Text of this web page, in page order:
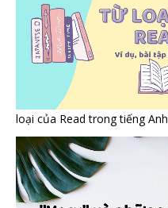
loại của Read trong tiếng Anh